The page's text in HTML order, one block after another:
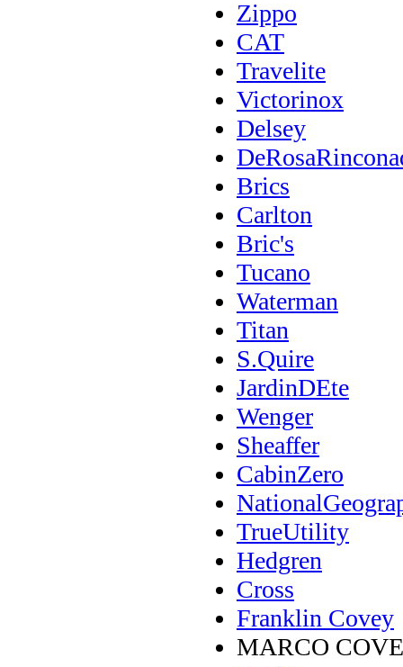
Zippo
CAT
Travelite
Victorinox
Delsey
Brics
Carlton
Bric's
Tucano
Waterman
Titan
S.Quire
JardinDEte
Wenger
Sheaffer
CabinZero
TrueUtility
Hedgren
Cross
Franklin Covey
MARCO